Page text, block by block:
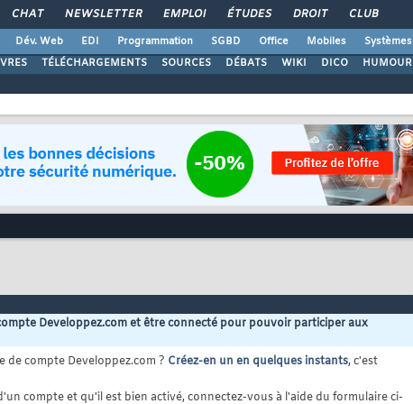
CHAT NEWSLETTER EMPLOI ÉTUDES DROIT CLUB
Dév. Web EDI Programmation SGBD Office Mobiles
Systèmes
TÉLÉCHARGEMENTS SOURCES DÉBATS WIKI DICO HUMOUR
Developpez.com et être connecté pour pouvoir participer aux
de compte Developpez.com ? Créez-en un en quelques instants, c'est
compte et qu'il est bien activé, connectez-vous à l'aide du formulaire ci-